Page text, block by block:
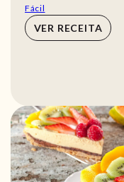
Fácil
VER RECEITA